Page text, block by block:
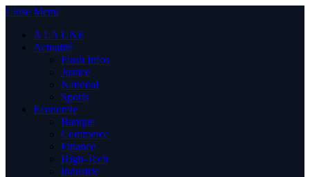
Close Menu
A LA UNE
Actualité
Flash Infos
Justice
National
Sports
Economie
Banque
Commerce
Finance
High-Tech
Industrie